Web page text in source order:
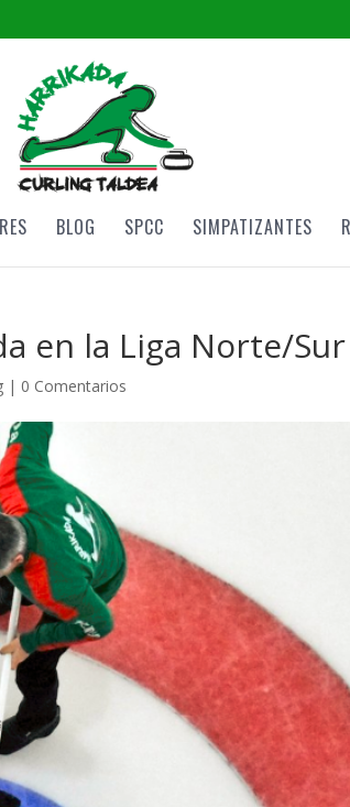
BLOG SPCC SIMPATIZANTES
en la Liga Norte/Sur
| 0 Comentarios